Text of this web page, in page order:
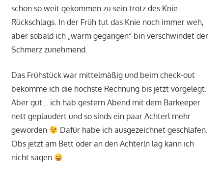
schon so weit gekommen zu sein trotz des Knie-
Rückschlags. In der Früh tut das Knie noch immer weh,
aber sobald ich „warm gegangen“ bin verschwindet der
Schmerz zunehmend.
Das Frühstück war mittelmäßig und beim check-out
bekomme ich die höchste Rechnung bis jetzt vorgelegt.
Aber gut… ich hab gestern Abend mit dem Barkeeper
nett geplaudert und so sinds ein paar Achterl mehr
geworden
Dafür habe ich ausgezeichnet geschlafen.
Obs jetzt am Bett oder an den Achterln lag kann ich
nicht sagen